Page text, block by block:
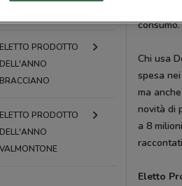
ELETTO PRODOTTO
DELL'ANNO
BRACCIANO
ELETTO PRODOTTO
DELL'ANNO
VALMONTONE
Chi usa
spesa
ma
novità di
a 8
Eletto